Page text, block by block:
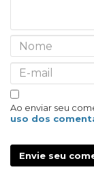
Ao enviar seu
uso dos
Envie seu